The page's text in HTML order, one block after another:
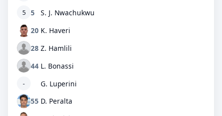
5 5
S. J. Nwachukwu
20 K. Haveri
28 Z. Hamlili
44 L. Bonassi
-
G. Luperini
55 D. Peralta